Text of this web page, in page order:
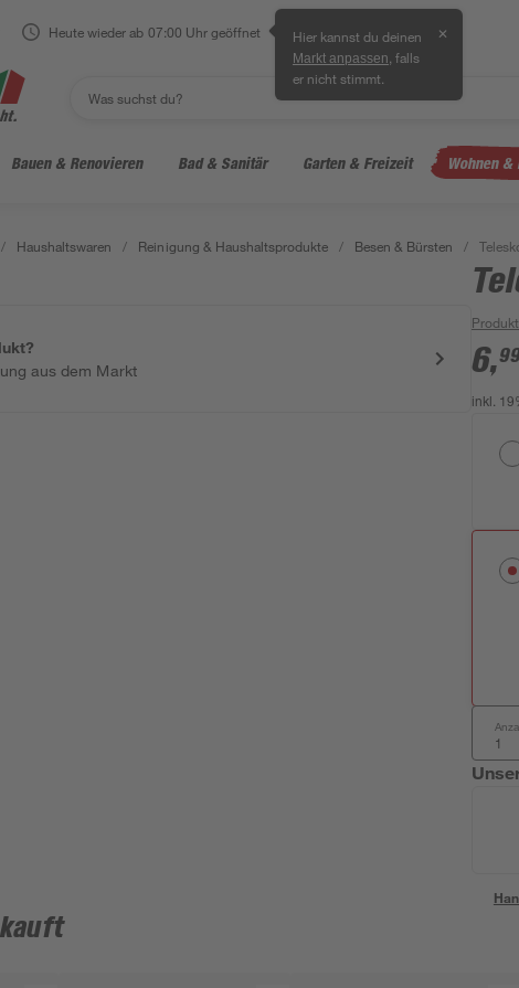
Heute wieder ab 07:00 Uhr geöffnet Hier kannst du deinen
Markt anpassen , falls
er nicht stimmt.
✕
Bauen & Renovieren Bad & Sanitär Garten & Freizeit Wohnen &
/ Haushaltswaren / Reinigung & Haushaltsprodukte / Besen & Bürsten /
aus dem Markt
6,
inkl.